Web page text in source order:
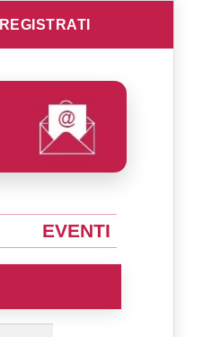
REGISTRATI
EVENTI